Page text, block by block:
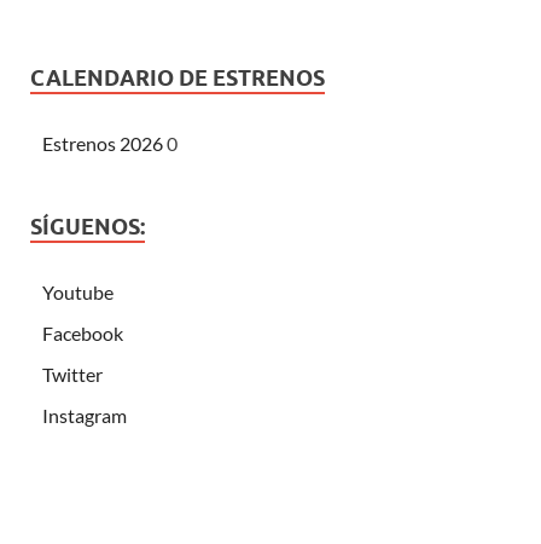
CALENDARIO DE ESTRENOS
Estrenos 20260
SÍGUENOS:
Youtube
Facebook
Twitter
Instagram